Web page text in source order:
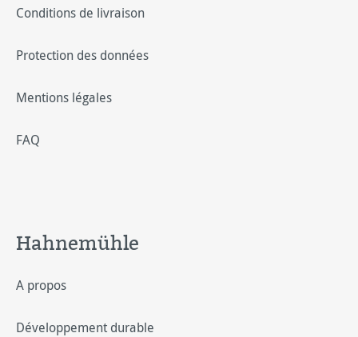
Conditions de livraison
Protection des données
Mentions légales
FAQ
Hahnemühle
A propos
Développement durable